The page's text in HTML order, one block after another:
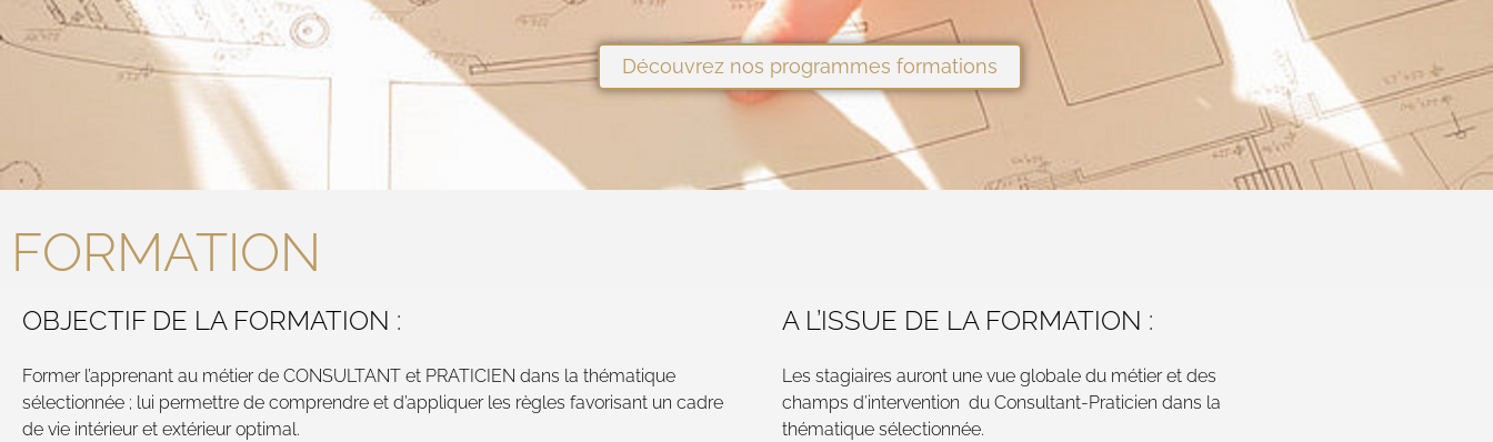
Découvrez nos programmes formations
FORMATION
OBJECTIF DE LA FORMATION :
Former l’apprenant au métier de CONSULTANT et PRATICIEN dans la thématique
sélectionnée ; lui permettre de comprendre et d’appliquer les règles favorisant un cadre
de vie intérieur et extérieur optimal.
A L’ISSUE DE LA FORMATION :
Les stagiaires auront une vue globale du métier et des
champs d’intervention du Consultant-Praticien dans la
thématique sélectionnée.